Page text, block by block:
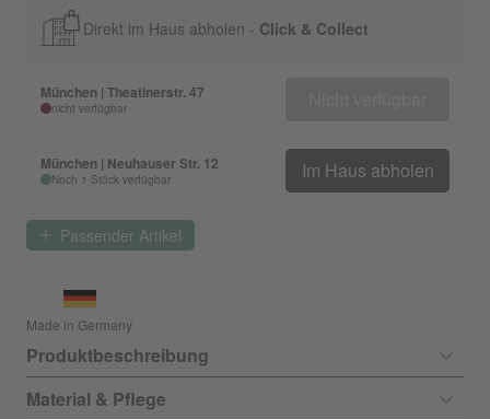
Direkt im Haus abholen - Click & Collect
München | Theatinerstr. 47
nicht verfügbar
München | Neuhauser Str. 12
Noch 1 Stück verfügbar Im Haus abholen
Passender Artikel
Made in Germany
Produktbeschreibung
Material & Pflege